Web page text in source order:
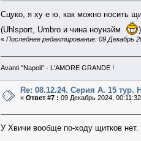
Сцуко, я ху е ю, как можно носить
(Uhlsport, Umbro и чина ноунэйм
« Последнее редактирование: 09 Декабрь
Avanti "Napoli" - L'AMORE GRANDE !
Re: 08.12.24. Серия А. 15 тур.
«Ответ #7 : 09 Декабрь 2024,
У Хвичи вообще по-ходу щитков